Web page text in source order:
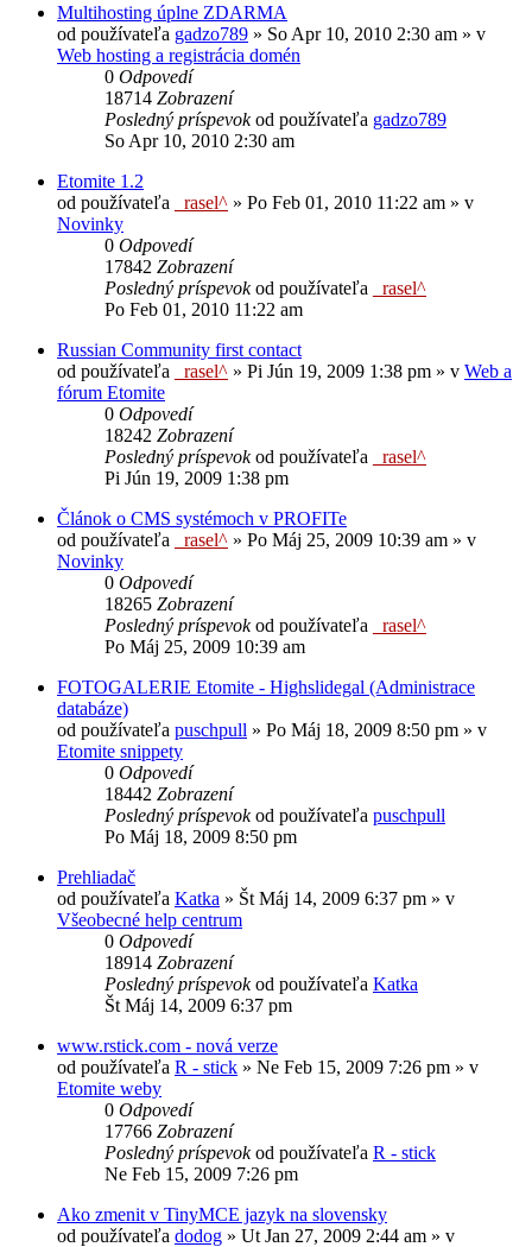
Multihosting úplne ZDARMA
od používateľa gadzo789 » So Apr 10, 2010 2:30 am » v
Web hosting a registrácia domén
0 Odpovedí
18714 Zobrazení
Posledný príspevokod používateľa gadzo789
So Apr 10, 2010 2:30 am
Etomite 1.2
od používateľa
_rasel^ » Po Feb 01, 2010 11:22 am » v
Novinky
0 Odpovedí
17842 Zobrazení
Posledný príspevokod používateľa
_rasel^
Po Feb 01, 2010 11:22 am
Russian Community first contact
od používateľa
_rasel^ » Pi Jún 19, 2009 1:38 pm » v Web a
fórum Etomite
0 Odpovedí
18242 Zobrazení
Posledný príspevokod používateľa
_rasel^
Pi Jún 19, 2009 1:38 pm
Článok o CMS systémoch v PROFITe
od používateľa
_rasel^ » Po Máj 25, 2009 10:39 am » v
Novinky
0 Odpovedí
18265 Zobrazení
Posledný príspevokod používateľa
_rasel^
Po Máj 25, 2009 10:39 am
FOTOGALERIE Etomite - Highslidegal (Administrace
databáze)
od používateľa puschpull » Po Máj 18, 2009 8:50 pm » v
Etomite snippety
0 Odpovedí
18442 Zobrazení
Posledný príspevokod používateľa puschpull
Po Máj 18, 2009 8:50 pm
Prehliadač
od používateľa Katka » Št Máj 14, 2009 6:37 pm » v
Všeobecné help centrum
0 Odpovedí
18914 Zobrazení
Posledný príspevokod používateľa Katka
Št Máj 14, 2009 6:37 pm
www.rstick.com - nová verze
od používateľa R - stick » Ne Feb 15, 2009 7:26 pm » v
Etomite weby
0 Odpovedí
17766 Zobrazení
Posledný príspevokod používateľa R - stick
Ne Feb 15, 2009 7:26 pm
Ako zmenit v TinyMCE jazyk na slovensky
od používateľa dodog » Ut Jan 27, 2009 2:44 am » v